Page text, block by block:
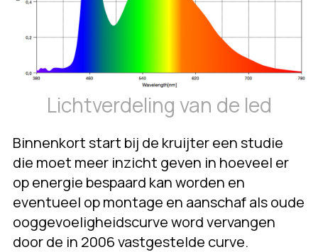
Lichtverdeling van de led
Binnenkort start bij de kruijter een studie
die moet meer inzicht geven in hoeveel er
op energie bespaard kan worden en
eventueel op montage en aanschaf als oude
ooggevoeligheidscurve word vervangen
door de in 2006 vastgestelde curve.